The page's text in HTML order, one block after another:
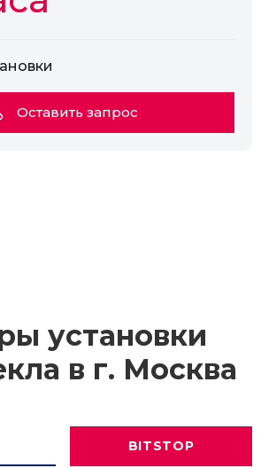
Оставить запрос
установки
в г. Москва
BITSTOP